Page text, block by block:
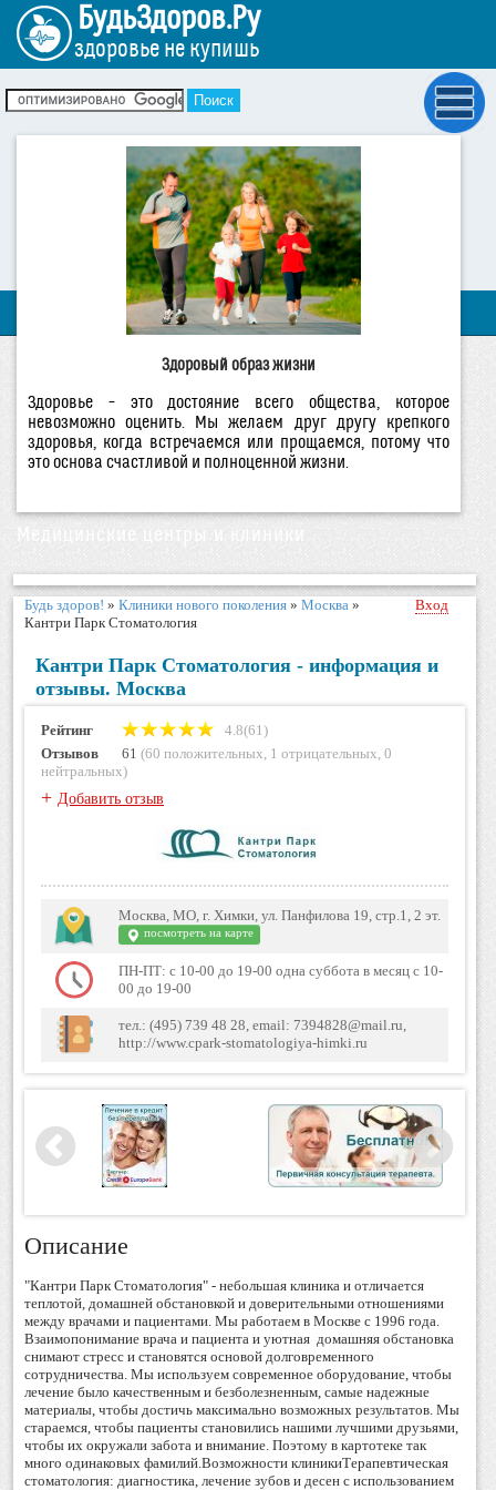
БудьЗдоров.Ру
здоровье не купишь
Здоровый образ жизни
Здоровье – это достояние всего общества, которое
невозможно оценить. Мы желаем друг другу крепкого
здоровья, когда встречаемся или прощаемся, потому что
это основа счастливой и полноценной жизни.
Медицинские центры и клиники
Будь здоров! » Клиники нового поколения » Москва »
Кантри Парк Стоматология
Вход
Кантри Парк Стоматология - информация и
отзывы. Москва
Рейтинг
4.8(61)
Отзывов
61 (60 положительных, 1 отрицательных, 0
нейтральных)
+ Добавить отзыв
Москва, МО, г. Химки, ул. Панфилова 19, стр.1, 2 эт.
посмотреть на карте
ПН-ПТ: с 10-00 до 19-00 одна суббота в месяц с 10-
00 до 19-00
тел.: (495) 739 48 28, email: 7394828@mail.ru,
http://www.cpark-stomatologiya-himki.ru
Описание
"Кантри Парк Стоматология" - небольшая клиника и отличается
теплотой, домашней обстановкой и доверительными отношениями
между врачами и пациентами. Мы работаем в Москве с 1996 года.
Взаимопонимание врача и пациента и уютная домашняя обстановка
снимают стресс и становятся основой долговременного
сотрудничества. Мы используем современное оборудование, чтобы
лечение было качественным и безболезненным, самые надежные
материалы, чтобы достичь максимально возможных результатов. Мы
стараемся, чтобы пациенты становились нашими лучшими друзьями,
чтобы их окружали забота и внимание. Поэтому в картотеке так
много одинаковых фамилий.Возможности клиникиТерапевтическая
стоматология: диагностика, лечение зубов и десен с использованием